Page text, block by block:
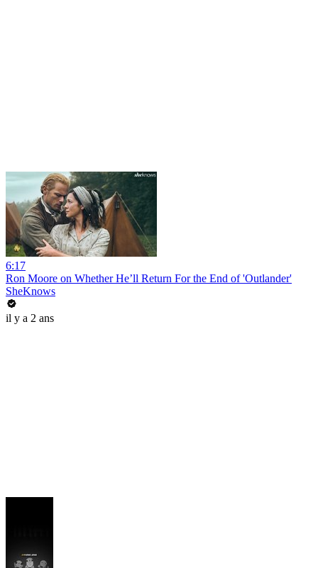
6:17
Ron Moore on Whether He’ll Return For the End of 'Outlander'
SheKnows
il y a 2 ans